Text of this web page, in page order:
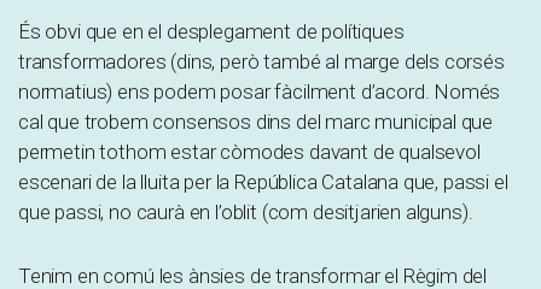
És obvi que en el desplegament de polítiques
transformadores (dins, però també al marge dels corsés
normatius) ens podem posar fàcilment d’acord. Només
cal que trobem consensos dins del marc municipal que
permetin tothom estar còmodes davant de qualsevol
escenari de la lluita per la República Catalana que, passi el
que passi, no caurà en l’oblit (com desitjarien alguns).
Tenim en comú les ànsies de transformar el Règim del